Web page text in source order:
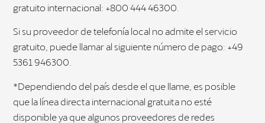
gratuito internacional: +800 444 46300.
Si su proveedor de telefonía local no admite el servicio
gratuito, puede llamar al siguiente número de pago: +49
5361 946300.
*Dependiendo del país desde el que llame, es posible
que la línea directa internacional gratuita no esté
disponible ya que algunos proveedores de redes